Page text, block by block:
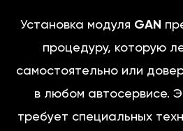
Установка модуля GAN
процедуру, которую
самостоятельно или
в любом автосервисе.
требует специальных